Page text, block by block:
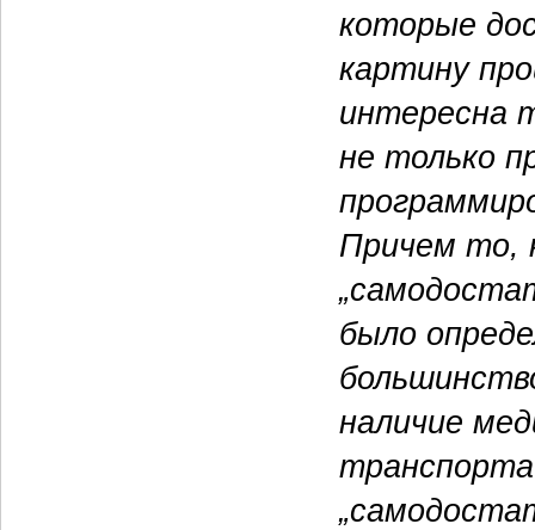
которые
картину
интересна
не только
Причем то,
было
наличие
транспорта